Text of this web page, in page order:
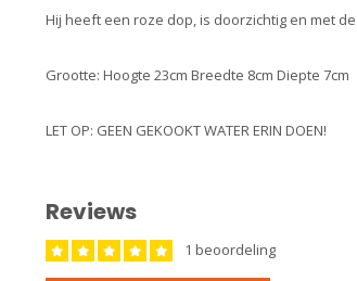
Hij heeft een roze dop, is doorzichtig en met
Grootte: Hoogte 23cm Breedte 8cm Diepte 7cm
LET OP: GEEN GEKOOKT WATER ERIN DOEN!
Reviews
1 beoordeling